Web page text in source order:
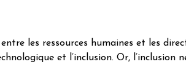
les ressources humaines et les
et l’inclusion. Or,